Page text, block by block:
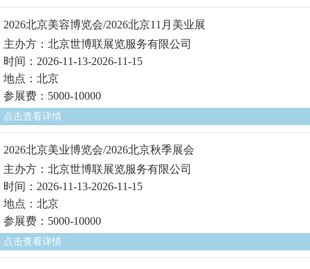
2026北京美容博览会/2026北京11月美业展
主办方：北京世博联展览服务有限公司
时间：2026-11-13-2026-11-15
地点：北京
参展费：5000-10000
点击查看详情
2026北京美业博览会/2026北京秋季展会
主办方：北京世博联展览服务有限公司
时间：2026-11-13-2026-11-15
地点：北京
参展费：5000-10000
点击查看详情